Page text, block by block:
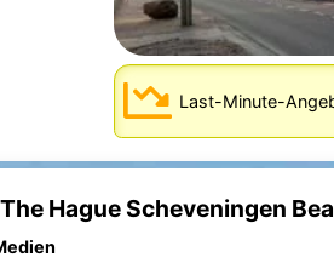
Last-Minute-
Hague Scheveningen